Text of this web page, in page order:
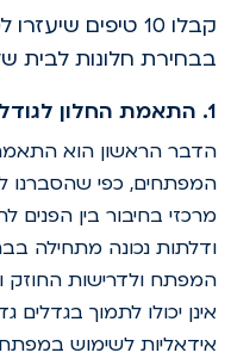
קבלו 10 טיפים
חלונות לבית
הראשון הוא התאמת
כפי שהסברנו
בחיבור בין הפנים
נכונה מתחילה
ולדרישות החוזק
יכולו לתמוך בגדלים
לשימוש במפתחים